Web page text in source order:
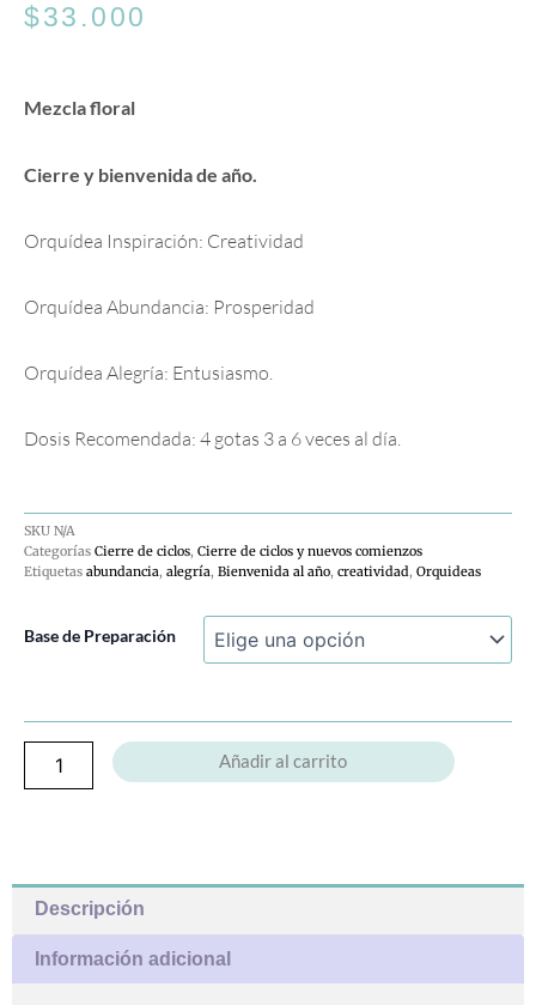
$33.000
Mezcla floral
Cierre y bienvenida de año.
Orquídea Inspiración: Creatividad
Orquídea Abundancia: Prosperidad
Orquídea Alegría: Entusiasmo.
Dosis Recomendada: 4 gotas 3 a 6 veces al día.
SKU N/A
Categorías Cierre de ciclos, Cierre de ciclos y nuevos comienzos
Etiquetas abundancia, alegría, Bienvenida al año, creatividad, Orquideas
Base de Preparación
Mezcla
Orq.
Abundancia,
Alegría.
Añadir al carrito
Descripción
Información adicional